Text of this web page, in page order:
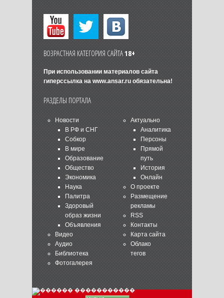
ВОЗРАСТНАЯ КАТЕГОРИЯ САЙТА18+
При использовании материалов сайта
гиперссылка на www.ansar.ruобязательна!
РАЗДЕЛЫ ПОРТАЛА
Новости
В РФ и СНГ
Собкор
В мире
Образование
Общество
Экономика
Наука
Палитра
Здоровый
образ жизни
Объявления
Видео
Аудио
Библиотека
Фотогалерея
Актуально
Аналитика
Персоны
Прямой
путь
История
Онлайн
О проекте
Размещение
рекламы
RSS
Контакты
Карта сайта
Облако
тегов